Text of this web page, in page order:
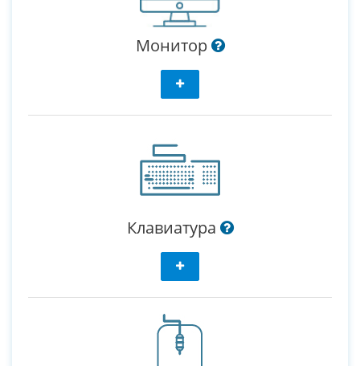
Монитор
Клавиатура